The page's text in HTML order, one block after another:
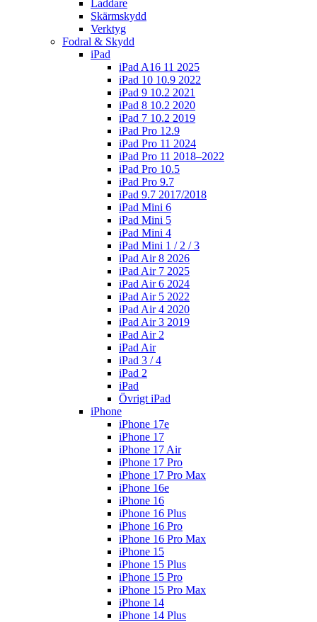
Laddare
Skärmskydd
Verktyg
Fodral & Skydd
iPad
iPad A16 11 2025
iPad 10 10.9 2022
iPad 9 10.2 2021
iPad 8 10.2 2020
iPad 7 10.2 2019
iPad Pro 12.9
iPad Pro 11 2024
iPad Pro 11 2018–2022
iPad Pro 10.5
iPad Pro 9.7
iPad 9.7 2017/2018
iPad Mini 6
iPad Mini 5
iPad Mini 4
iPad Mini 1 / 2 / 3
iPad Air 8 2026
iPad Air 7 2025
iPad Air 6 2024
iPad Air 5 2022
iPad Air 4 2020
iPad Air 3 2019
iPad Air 2
iPad Air
iPad 3 / 4
iPad 2
iPad
Övrigt iPad
iPhone
iPhone 17e
iPhone 17
iPhone 17 Air
iPhone 17 Pro
iPhone 17 Pro Max
iPhone 16e
iPhone 16
iPhone 16 Plus
iPhone 16 Pro
iPhone 16 Pro Max
iPhone 15
iPhone 15 Plus
iPhone 15 Pro
iPhone 15 Pro Max
iPhone 14
iPhone 14 Plus